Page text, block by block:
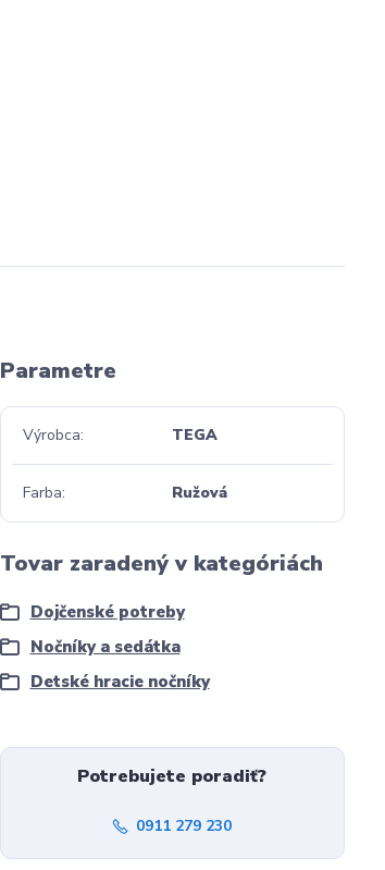
Parametre
Výrobca TEGA
Farba Ružová
Tovar zaradený v kategóriách
Dojčenské potreby
Nočníky a sedátka
Detské hracie nočníky
Potrebujete poradiť?
0911 279 230